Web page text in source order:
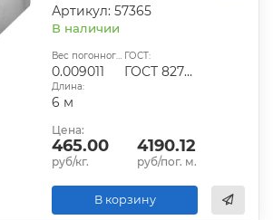
Артикул: 57365
В наличии
Вес погонного метра, т.:
0.009011
ГОСТ:
ГОСТ 8278-83
Длина:
6 м
Цена:
465.00
руб/кг.
4190.12
руб/пог. м.
В корзину